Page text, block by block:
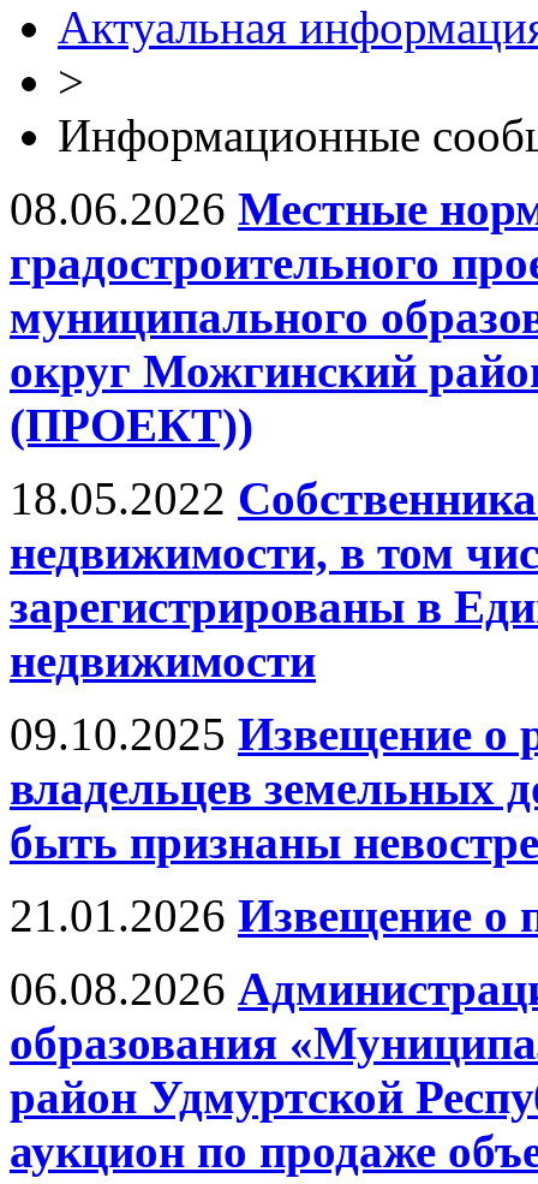
Актуальная
>
Информационные
08.06.2026 Местные
градостроительного
муниципального
округ Можгинский
(ПРОЕКТ))
18.05.2022
недвижимости, в том
зарегистрированы в
недвижимости
09.10.2025 Извещение о
владельцев земельных
быть признаны
21.01.2026 Извещение о
06.08.2026
образования
район Удмуртской
аукцион по продаже